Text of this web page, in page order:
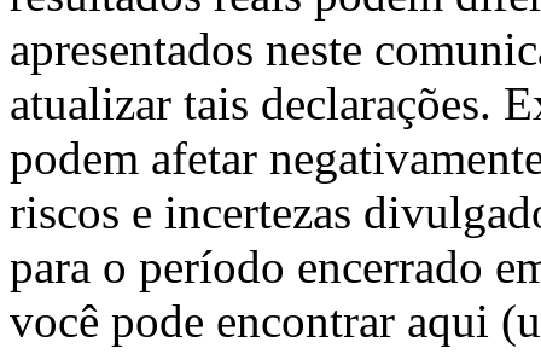
apresentados neste
atualizar tais declarações.
podem afetar
riscos e incertezas
para o período encerrado
você pode encontrar aqui